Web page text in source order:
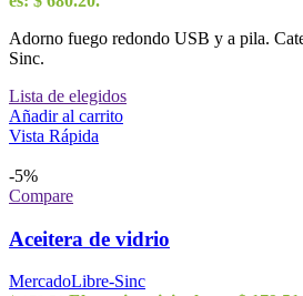
Adorno fuego redondo USB y a pila.
Sinc.
Lista de elegidos
Añadir al carrito
Vista Rápida
-5%
Compare
Aceitera de vidrio
MercadoLibre-Sinc